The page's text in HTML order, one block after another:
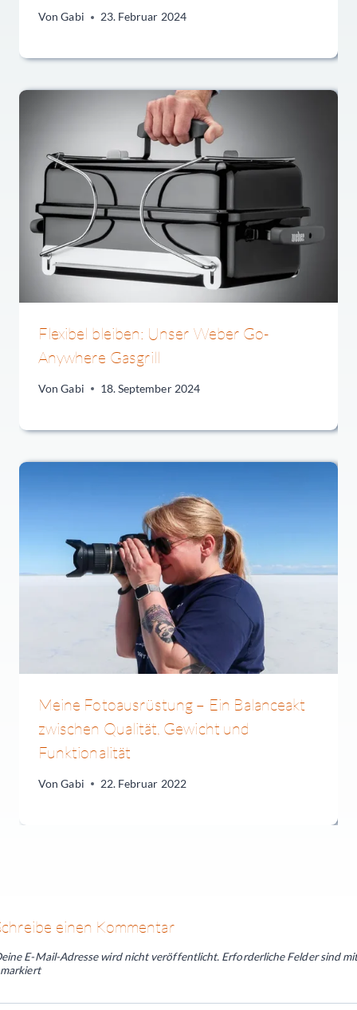
Von Gabi 23. Februar 2024
Flexibel bleiben: Unser Weber Go-
Anywhere Gasgrill
Von Gabi 18. September 2024
Meine Fotoausrüstung – Ein Balanceakt
zwischen Qualität, Gewicht und
Funktionalität
Von Gabi 22. Februar 2022
einen Kommentar
E-Mail-Adresse wird nicht veröffentlicht. Erforderliche Felder sind